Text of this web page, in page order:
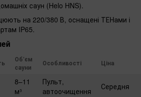
саун (Helo HNS).
на 220/380 В, оснащені ТЕНами і
IP65.
Об’єм
сауни
Особливості Ціна
8–11
м³
Пульт,
автоочищення
Середня